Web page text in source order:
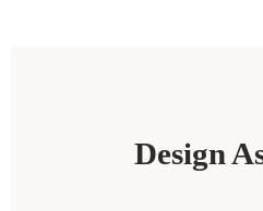
Design